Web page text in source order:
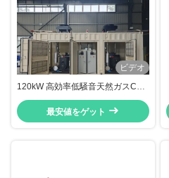
ビデオ
120kW 高効率低騒音天然ガスCHP
熱電池
最安値をゲット